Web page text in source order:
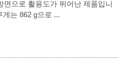
면으로 활용도가 뛰어난 제품입니
트의 무게는 862 g으로 ...